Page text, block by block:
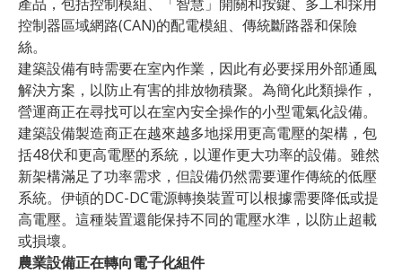
產品，包括控制模組、「智慧」開關和按鍵、多工和採用
控制器區域網路(CAN)的配電模組、傳統斷路器和保險
絲。
建築設備有時需要在室內作業，因此有必要採用外部通風
解決方案，以防止有害的排放物積聚。為簡化此類操作，
營運商正在尋找可以在室內安全操作的小型電氣化設備。
建築設備製造商正在越來越多地採用更高電壓的架構，包
括48伏和更高電壓的系統，以運作更大功率的設備。雖然
新架構滿足了功率需求，但設備仍然需要運作傳統的低壓
系統。伊頓的DC-DC電源轉換裝置可以根據需要降低或提
高電壓。這種裝置還能保持不同的電壓水準，以防止超載
或損壞。
農業設備正在轉向電子化組件